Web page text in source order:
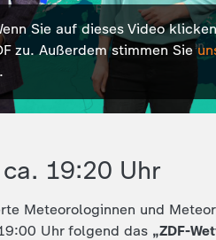
Sie auf dieses Video
zu. Außerdem stimmen Sie
19:20 Uhr
Meteorologinnen und
Uhr folgend das „ZDF-